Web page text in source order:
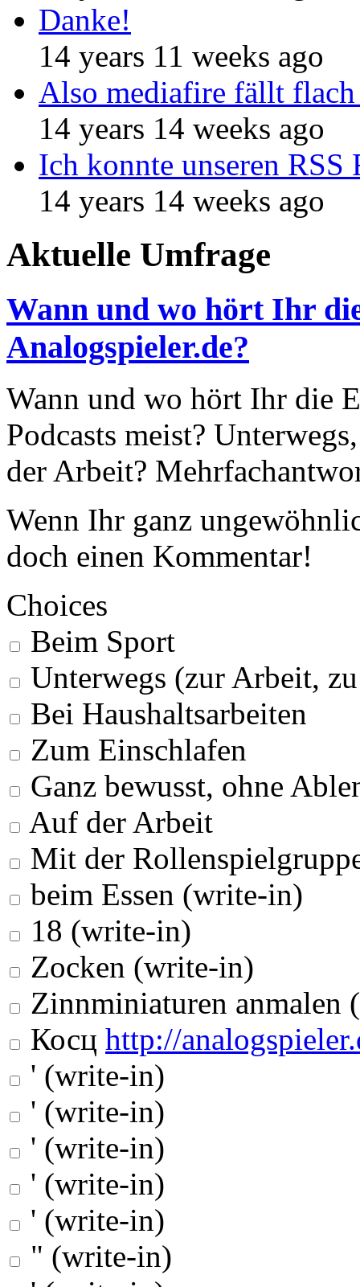
Danke!
14 years 11 weeks ago
Also mediafire fällt
14 years 14 weeks ago
Ich konnte unseren RSS
14 years 14 weeks ago
Aktuelle Umfrage
Wann und wo hört Ihr
Analogspieler.de?
Wann und wo hört Ihr die
Podcasts meist?
der Arbeit?
Wenn Ihr ganz
doch einen Kommentar!
Choices
Beim Sport
Unterwegs (zur Arbeit,
Bei Haushaltsarbeiten
Zum Einschlafen
Ganz bewusst, ohne
Auf der Arbeit
Mit der
beim Essen (write-in)
18 (write-in)
Zocken (write-in)
Zinnminiaturen anmalen
Косц http://
' (write-in)
' (write-in)
' (write-in)
' (write-in)
' (write-in)
" (write-in)